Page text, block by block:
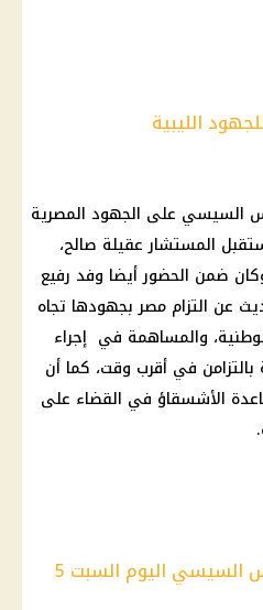
الليبية
السيسي على الجهود المصرية
المستشار عقيلة صالح،
ضمن الحضور أيضا وفد رفيع
عن التزام مصر بجهودها تجاه
والمساهمة في إجراء
بالتزامن في أقرب وقت، كما أن
الأشسقاؤ في القضاء على
قرار جمهوري جديد للرئيس السيسي اليوم السبت 5